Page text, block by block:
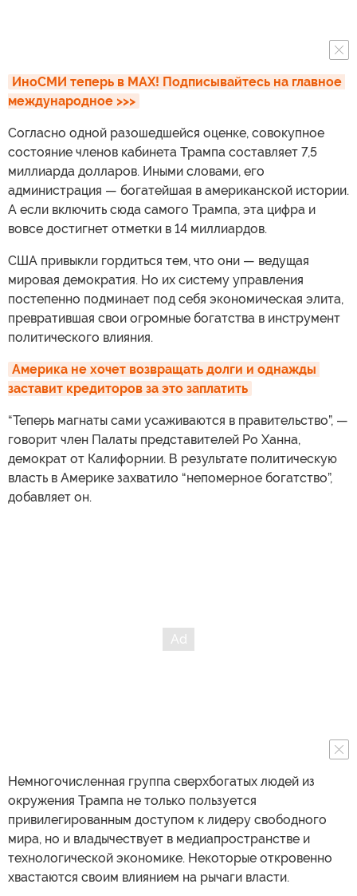
ИноСМИ теперь в MAX! Подписывайтесь на главное
международное >>>
Согласно одной разошедшейся оценке, совокупное
состояние членов кабинета Трампа составляет 7,5
миллиарда долларов. Иными словами, его
администрация — богатейшая в американской истории.
А если включить сюда самого Трампа, эта цифра и
вовсе достигнет отметки в 14 миллиардов.
США привыкли гордиться тем, что они — ведущая
мировая демократия. Но их систему управления
постепенно подминает под себя экономическая элита,
превратившая свои огромные богатства в инструмент
политического влияния.
Америка не хочет возвращать долги и однажды
заставит кредиторов за это заплатить
“Теперь магнаты сами усаживаются в правительство”, —
говорит член Палаты представителей Ро Ханна,
демократ от Калифорнии. В результате политическую
власть в Америке захватило “непомерное богатство”,
добавляет он.
Немногочисленная группа сверхбогатых людей из
окружения Трампа не только пользуется
привилегированным доступом к лидеру свободного
мира, но и владычествует в медиапространстве и
технологической экономике. Некоторые откровенно
хвастаются своим влиянием на рычаги власти.